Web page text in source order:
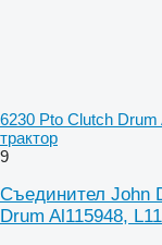
6230 Pto Clutch Drum
трактор
9
Съединител John
Drum Al115948,